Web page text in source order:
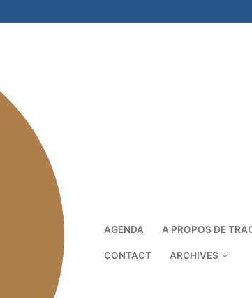
AGENDA A PROPOS DE
CONTACT ARCHIVES